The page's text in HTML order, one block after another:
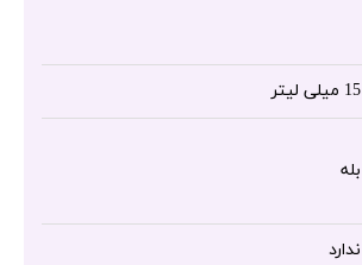
15 میلی لیتر
بله
ندارد